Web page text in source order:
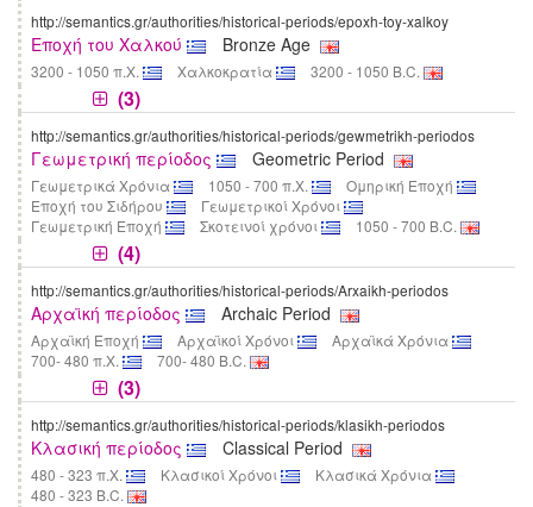
http://semantics.gr/authorities/historical-periods/epoxh-toy-xalkoy
Εποχή του Χαλκού Bronze Age
3200 - 1050 π.Χ. Χαλκοκρατία 3200 - 1050 B.C.
(3)
http://semantics.gr/authorities/historical-periods/gewmetrikh-periodos
Γεωμετρική περίοδος Geometric Period
Γεωμετρικά Χρόνια 1050 - 700 π.Χ.
Ομηρική Εποχή
Εποχή του Σιδήρου
Γεωμετρικοί Χρόνοι
Γεωμετρική Εποχή
Σκοτεινοί χρόνοι 1050 - 700 B.C.
(4)
http://semantics.gr/authorities/historical-periods/Arxaikh-periodos
Αρχαϊκή περίοδος Archaic Period
Αρχαϊκή Εποχή Αρχαϊκοί Χρόνοι
Αρχαϊκά Χρόνια
700- 480 π.Χ.
700- 480 B.C.
(3)
http://semantics.gr/authorities/historical-periods/klasikh-periodos
Κλασική περίοδος Classical Period
480 - 323 π.Χ. Κλασικοί Χρόνοι
Κλασικά Χρόνια
480 - 323 B.C.